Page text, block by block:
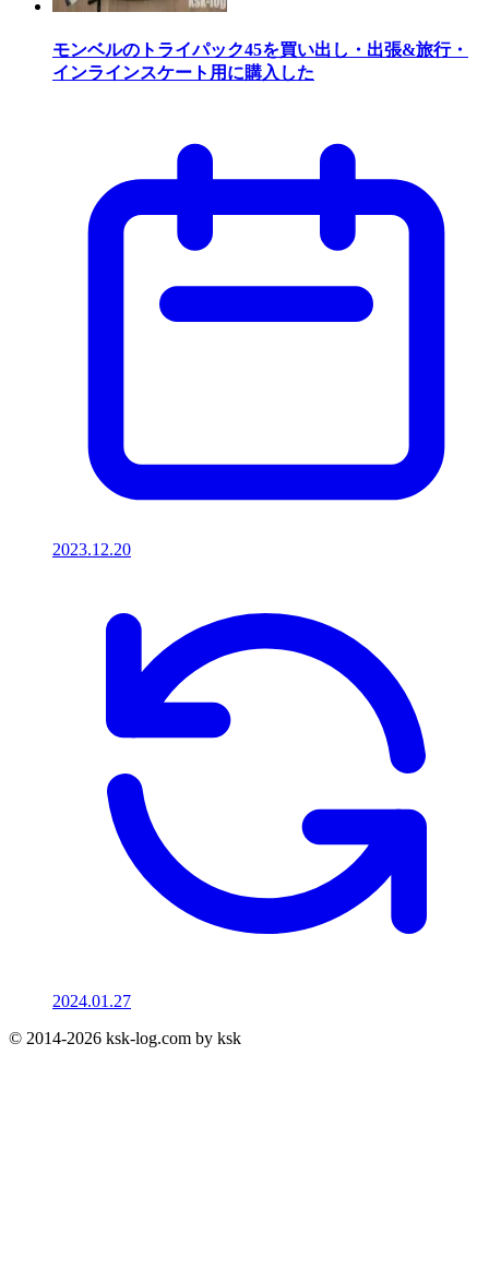
モンベルのトライパック45を買い出し・出張&旅行・
インラインスケート用に購入した
2023.12.20
2024.01.27
© 2014-2026 ksk-log.com by ksk